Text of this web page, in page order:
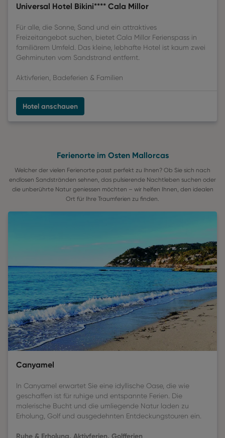
Universal Hotel Bikini**** Cala Millor
Für alle, die Sonne, Sand und ein attraktives
Freizeitangebot suchen, bietet Cala Millor Ferienspass in
familiärem Umfeld. Das kleine, lebhafte Hotel ist kaum zwei
Gehminuten vom Sandstrand entfernt.
Aktivferien, Badeferien & Familien
Hotel anschauen
Ferienorte im Osten Mallorcas
Welcher der vielen Ferienorte passt perfekt zu Ihnen? Ob Sie sich nach
endlosen Sandstränden sehnen, das pulsierende Nachtleben suchen oder
die unberührte Natur geniessen möchten – wir helfen Ihnen, den idealen
Ort für Ihre Traumferien zu finden.
Canyamel
In Canyamel erwartet Sie eine idyllische Oase, die wie
geschaffen ist für ruhige und entspannte Ferien. Die
malerische Bucht und die umliegende Natur laden zu
Erholung, Golf und ausgedehnten Entdeckungstouren ein.
Ruhe & Erholung, Aktivferien, Golfferien